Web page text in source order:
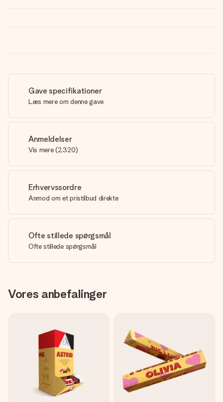
Gave specifikationer
Læs mere om denne gave
Anmeldelser
Vis mere (2,320)
Erhvervssordre
Anmod om et pristilbud direkte
Ofte stillede spørgsmål
Ofte stillede spørgsmål
Vores anbefalinger